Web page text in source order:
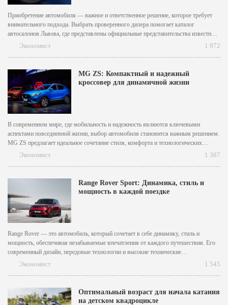
Приобретение автомобиля — важное и ответственное решение, которое требует
внимательного подхода. Выбрать проверенного дилера помогает каталог
автосалонов Львова, где представлены официальные представительства известных
автомобильных брендов, предлагающие широкий ассортимент машин, выгодные
салоны во Львове, которые...
Экономист 1 972
MG ZS: Компактный и надежный
кроссовер для динамичной жизни
В современном мире, где мобильность и надежность являются ключевыми
аспектами повседневной жизни, выбор автомобиля становится важным решением.
MG ZS предлагает идеальное сочетание стиля, комфорта и технологических
новаций, что делает его отличным выбором для активных людей. MG ZS
Экономист 1 387
Range Rover Sport: Динамика, стиль и
мощность в каждой поездке
Range Rover — это автомобиль, который сочетает в себе динамику, стиль и
мощность, обеспечивая незабываемые впечатления от каждого путешествия. Его
современный дизайн, передовые технологии и высокие технические
характеристики делают его идеальным выбором для тех, кто ценит комфорт и
Экономист 1 545
Оптимальный возраст для начала катания
на детском квадроцикле